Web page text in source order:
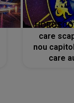
care
nou
care